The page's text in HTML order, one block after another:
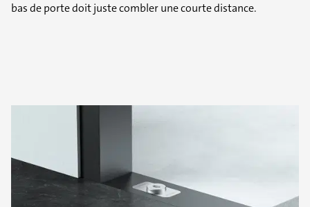
bas de porte doit juste combler une courte distance.